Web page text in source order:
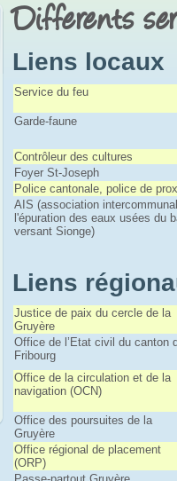
Differents
Liens locaux
Service du feu
Garde-faune
Contrôleur des cultures
Foyer St-Joseph
Police cantonale, police de
AIS (association
l'épuration des eaux usées du
versant Sionge)
Liens
Justice de paix du cercle de la
Gruyère
Office de l’Etat civil du canton
Fribourg
Office de la circulation et de la
navigation (OCN)
Office des poursuites de la
Gruyère
Office régional de placement
(ORP)